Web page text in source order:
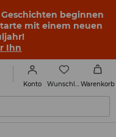
beginnen
mit einem neuen
Ihn
Konto Warenkorb